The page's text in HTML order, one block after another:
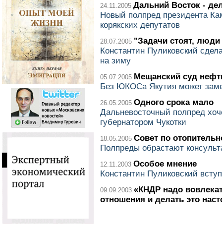
24.11.2005 Дальний Восток -
Новый полпред президента
корякских депутатов
28.07.2005 "Задачи стоят,
Константин Пуликовский
на зиму
05.07.2005 Мещанский суд
Без ЮКОСа Якутия может
26.05.2005 Одного срока мало
Дальневосточный полпред
губернатором Чукотки
18.05.2005 Совет по
Полпреды обрастают
12.11.2003 Особое мнение
Константин Пуликовский
09.09.2003 «КНДР надо
отношения и делать это